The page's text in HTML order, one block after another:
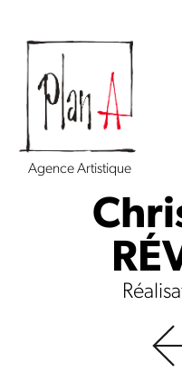
Agence Artistique